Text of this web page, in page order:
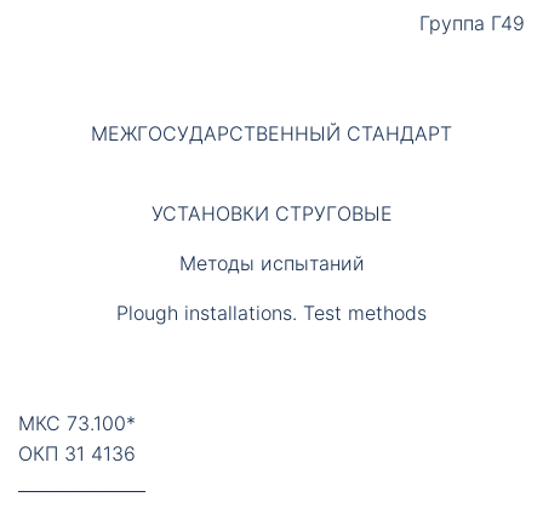
Группа Г49
МЕЖГОСУДАРСТВЕННЫЙ СТАНДАРТ
УСТАНОВКИ СТРУГОВЫЕ
Методы испытаний
Plough installations. Test methods
МКС 73.100*
ОКП 31 4136